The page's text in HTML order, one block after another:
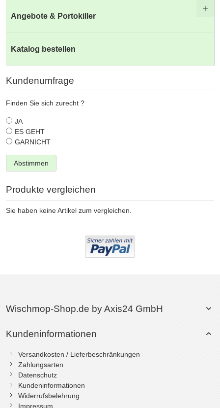
Angebote & Portokiller
Katalog bestellen
Kundenumfrage
Finden Sie sich zurecht ?
JA
ES GEHT
GARNICHT
Abstimmen
Produkte vergleichen
Sie haben keine Artikel zum vergleichen.
Wischmop-Shop.de by Axis24 GmbH
Kundeninformationen
Versandkosten / Lieferbeschränkungen
Zahlungsarten
Datenschutz
Kundeninformationen
Widerrufsbelehrung
Impressum